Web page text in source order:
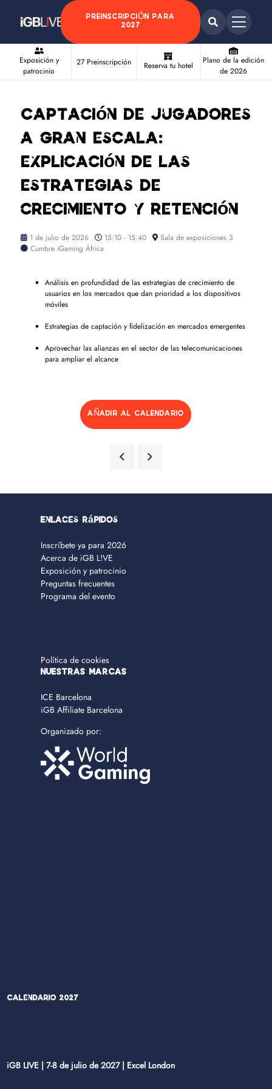
PREINSCRIPCIÓN PARA
2027
Exposición y
patrocinio
27 Preinscripción Reserva tu hotel
Plano de la edición
de 2026
Captación de jugadores
a gran escala:
explicación de las
estrategias de
crecimiento y retención
1 de julio de 2026 15:10 - 15:40
Sala de exposiciones 3
Cumbre iGaming África
Análisis en profundidad de las estrategias de crecimiento de
usuarios en los mercados que dan prioridad a los dispositivos
móviles
Estrategias de captación y fidelización en mercados emergentes
Aprovechar las alianzas en el sector de las telecomunicaciones
para ampliar el alcance
AÑADIR AL CALENDARIO
Enlaces rápidos
Inscríbete ya para 2026
Acerca de iGB L!VE
Exposición y patrocinio
Preguntas frecuentes
Programa del evento
Política de cookies
NUESTRAS MARCAS
ICE Barcelona
iGB Affiliate Barcelona
Organizado por:
Calendario 2027
iGB LIVE | 7-8 de julio de 2027 | Excel London